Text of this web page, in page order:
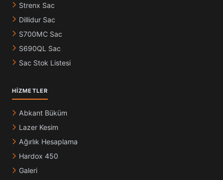
Strenx Sac
Dillidur Sac
S700MC Sac
S690QL Sac
Sac Stok Listesi
HIZMETLER
Abkant Büküm
Lazer Kesim
Ağırlık Hesaplama
Hardox 450
Galeri